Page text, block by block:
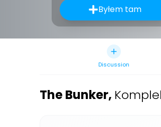
Byłem tam
Discussion
The Bunker,